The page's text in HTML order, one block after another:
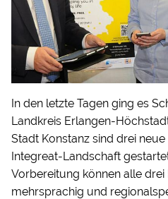
In den letzte Tagen ging es
Landkreis Erlangen-
Stadt Konstanz sind drei
Integreat-Landschaft
Vorbereitung können alle
mehrsprachig und